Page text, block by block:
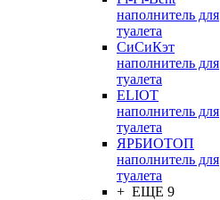
наполнитель для
туалета
СиСиКэт
наполнитель для
туалета
ELIOT
наполнитель для
туалета
ЯРБИОТОП
наполнитель для
туалета
+ ЕЩЕ 9